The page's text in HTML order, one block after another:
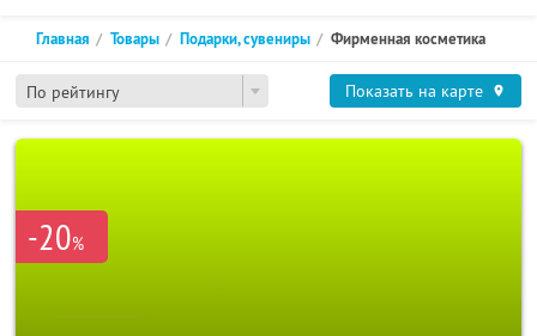
По рейтингу
Главная Товары Подарки, сувениры Фирменная косметика
Показать на карте
-20%